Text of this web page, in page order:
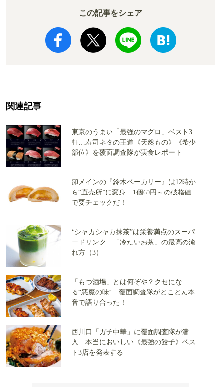
この記事をシェア
関連記事
東京のうまい「最強のマグロ」ベスト3
軒…寿司ネタの王道《天然もの》《希少
部位》を覆面調査隊が実食レポート
卸メインの『鈴木ベーカリー』は12時か
ら“直売所”に変身 1個60円～の破格値
で要チェックだ！
“シャカシャカ抹茶”は栄養満点のスーパ
ードリンク 「冷たいお茶」の最高の淹
れ方（3）
「もつ酒場」とは何ぞや？クセにな
る“悪魔の味” 覆面調査隊がとことん本
音で語り合った！
西川口「ガチ中華」に覆面調査隊が潜
入…本当においしい《最強の餃子》ベス
ト3店を発表する